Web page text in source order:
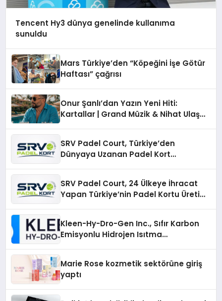
Tencent Hy3 dünya genelinde kullanıma
sunuldu
Mars Türkiye’den “Köpeğini İşe Götür
Haftası” çağrısı
Onur Şanlı’dan Yazın Yeni Hiti:
Kartallar | Grand Müzik & Nihat Ulaş
SRV Padel Court, Türkiye’den
Dünyaya Uzanan Padel Kort
SRV Padel Court, 24 Ülkeye İhracat
Yapan Türkiye’nin Padel Kortu Üretim
Kleen-Hy-Dro-Gen Inc., Sıfır Karbon
Emisyonlu Hidrojen Isıtma
Marie Rose kozmetik sektörüne giriş
yaptı